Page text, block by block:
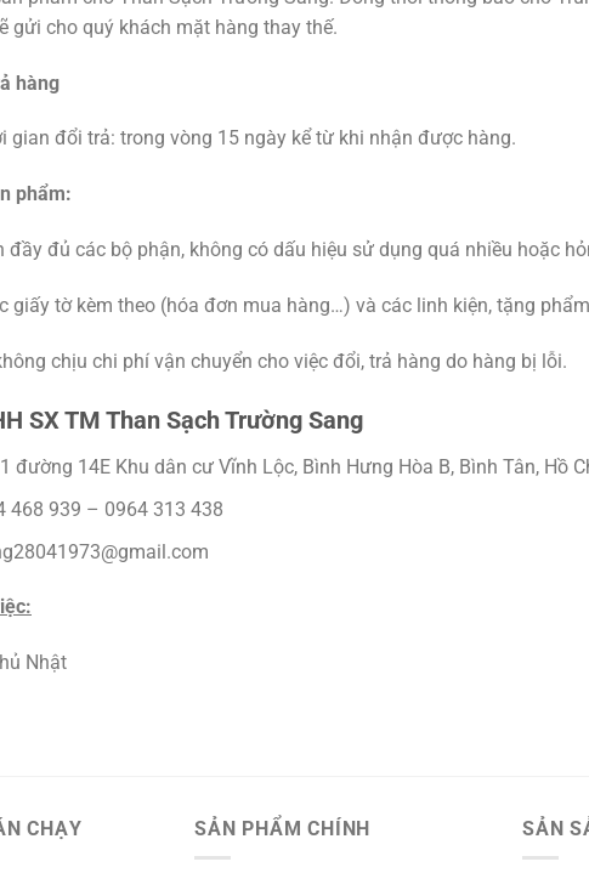
gửi cho quý khách mặt hàng thay thế.
hàng
gian đổi trả: trong vòng 15 ngày kể từ khi nhận được hàng.
phẩm:
đầy đủ các bộ phận, không có dấu hiệu sử dụng quá nhiều hoặc
giấy tờ kèm theo (hóa đơn mua hàng…) và các linh kiện, tặng
chịu chi phí vận chuyển cho việc đổi, trả hàng do hàng bị lỗi.
SX TM Than Sạch Trường Sang
đường 14E Khu dân cư Vĩnh Lộc, Bình Hưng Hòa B, Bình Tân, Hồ
468 939 – 0964 313 438
Nhật
CHẠY SẢN PHẨM CHÍNH SẢN